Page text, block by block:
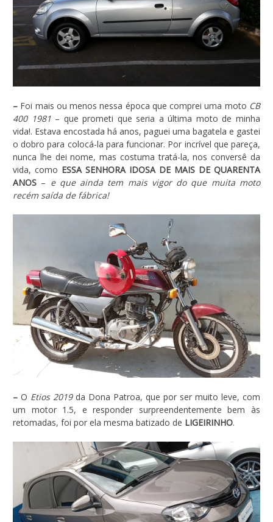
– Foi mais ou menos nessa época que comprei uma moto CB
400 1981– que prometi que seria a última moto de minha
vida!. Estava encostada há anos, paguei uma bagatela e gastei
o dobro para colocá-la para funcionar. Por incrível que pareça,
nunca lhe dei nome, mas costuma tratá-la, nos conversê da
vida, como ESSA SENHORA IDOSA DE MAIS DE QUARENTA
ANOS – e que ainda tem mais vigor do que muita moto
recém saída de fábrica!
– O Etios 2019da Dona Patroa, que por ser muito leve, com
um motor 1.5, e responder surpreendentemente bem às
retomadas, foi por ela mesma batizado de LIGEIRINHO.